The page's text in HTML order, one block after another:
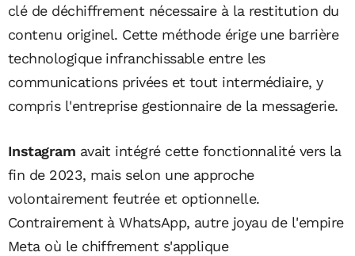
clé de déchiffrement nécessaire à la restitution du
contenu originel. Cette méthode érige une barrière
technologique infranchissable entre les
communications privées et tout intermédiaire, y
compris l'entreprise gestionnaire de la messagerie.
Instagram avait intégré cette fonctionnalité vers la
fin de 2023, mais selon une approche
volontairement feutrée et optionnelle.
Contrairement à WhatsApp, autre joyau de l'empire
Meta où le chiffrement s'applique